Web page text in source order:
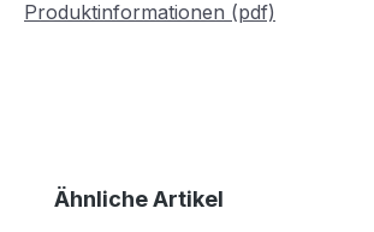
Produktinformationen (pdf)
Produktgalerie überspringen
Ähnliche Artikel